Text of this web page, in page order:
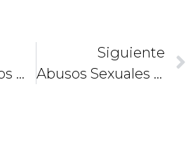
Los Verdaderos Héroes. La Vida Es Para Servir
Siguiente
Abusos Sexuales En Francia